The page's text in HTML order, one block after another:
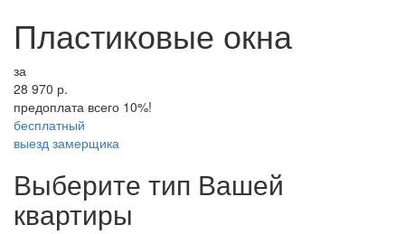
Пластиковые окна
за
28 970 р.
предоплата всего 10%!
бесплатный
выезд замерщика
Выберите тип Вашей
квартиры